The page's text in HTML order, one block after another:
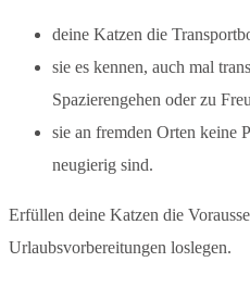
deine Katzen die
sie es kennen, auch mal
Spazierengehen oder zu
sie an fremden Orten keine
neugierig sind.
Erfüllen deine Katzen die
Urlaubsvorbereitungen loslegen.